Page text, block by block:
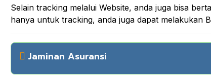
Selain tracking melalui Website, anda juga bisa
hanya untuk tracking, anda juga dapat melakukan
Jaminan Asuransi